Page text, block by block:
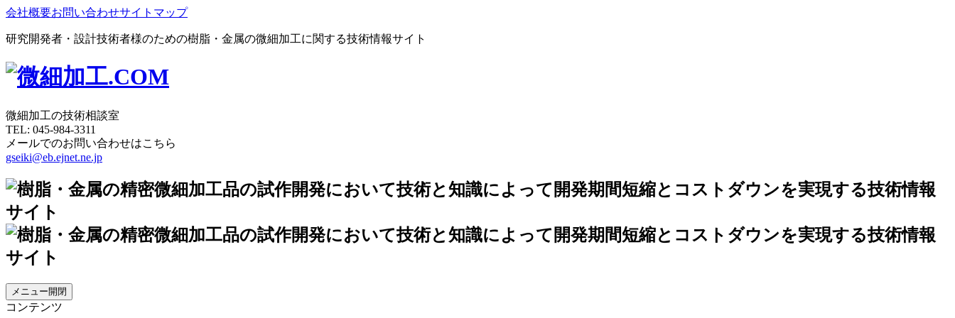
会社概要お問い合わせサイトマップ
研究開発者・設計技術者様のための樹脂・金属の微細加工に関する技術情報サイト
微細加工の技術相談室
TEL: 045-984-3311
メールでのお問い合わせはこちら
gseiki@eb.ejnet.ne.jp
メニュー開閉
コンテンツ